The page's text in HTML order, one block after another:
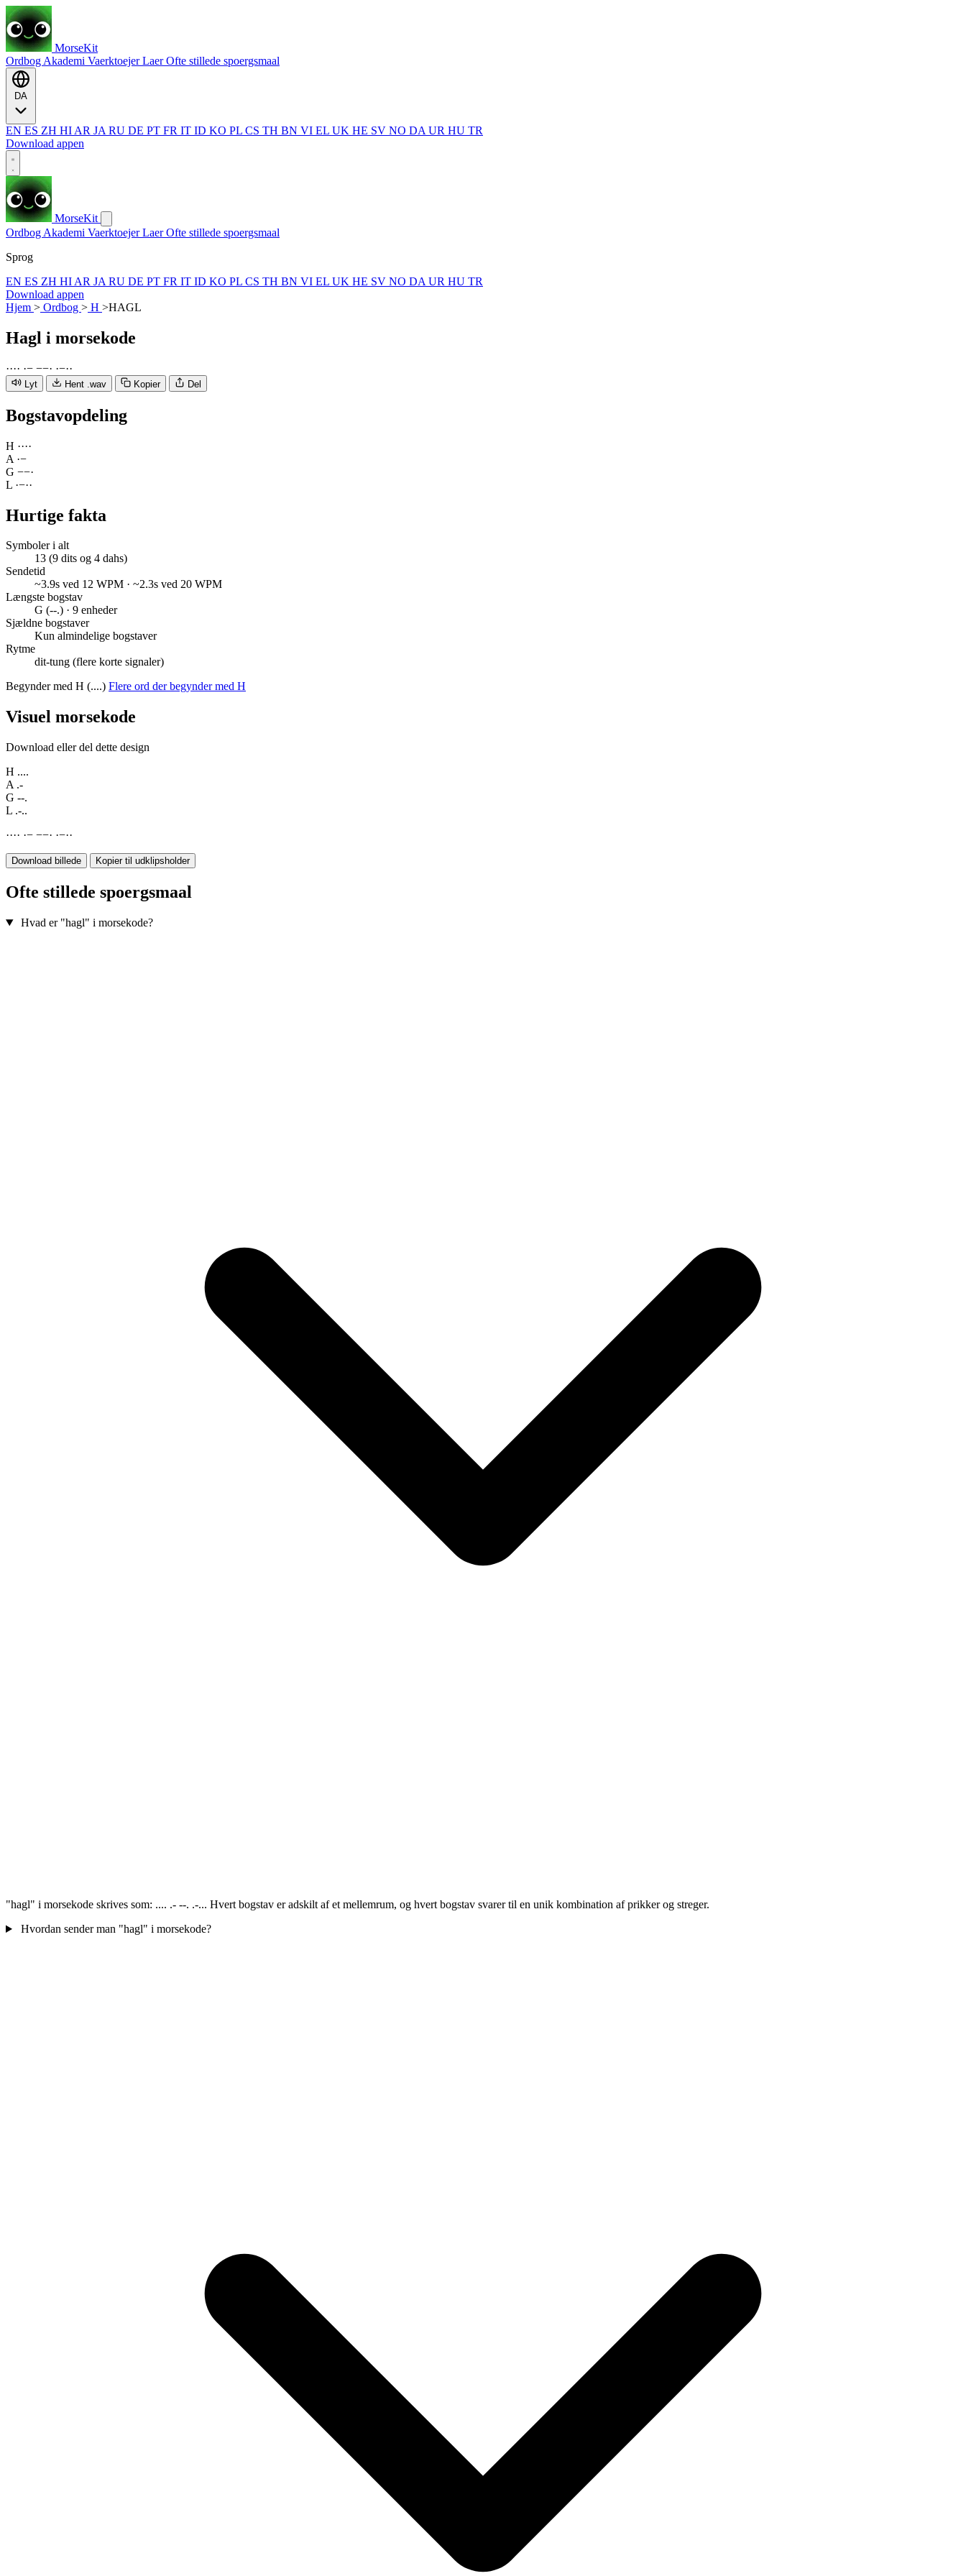
MorseKit
Ordbog Akademi VaerktoejerLaerOfte stillede spoergsmaal
EN ES ZH HI AR JA RU DE PT FR IT ID KO PL CS TH BN VI EL UK HE SV NO DA UR HU TR
Download appen
MorseKit
Ordbog Akademi VaerktoejerLaerOfte stillede spoergsmaal
Sprog
EN ES ZH HI AR JA RU DE PT FR IT ID KO PL CS TH BN VI EL UK HE SV NO DA UR HU TR
Download appen
Hjem > Ordbog > H >HAGL
Hagl i morsekode
···· ·− −−· ·−··
Lyt Hent .wav Kopier Del
Bogstavopdeling
H ····
A ·−
G −−·
L ·−··
Hurtige fakta
Symboler i alt
13 (9 dits og 4 dahs)
Sendetid
~3.9s ved 12 WPM · ~2.3s ved 20 WPM
Længste bogstav
G (--.) · 9 enheder
Sjældne bogstaver
Kun almindelige bogstaver
Rytme
dit-tung (flere korte signaler)
Begynder med H (....) Flere ord der begynder med H
Visuel morsekode
Download eller del dette design
H ....
A .-
G --.
L .-..
···· ·− −−· ·−··
Download billede Kopier til udklipsholder
Ofte stillede spoergsmaal
Hvad er "hagl" i morsekode?
"hagl" i morsekode skrives som: .... .- --. .-... Hvert bogstav er adskilt af et mellemrum, og hvert bogstav svarer til en unik kombination af prikker og streger.
Hvordan sender man "hagl" i morsekode?